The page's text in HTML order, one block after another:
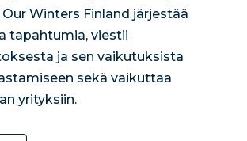
Winters Finland järjestää
tapahtumia, viestii
ja sen vaikutuksista
sekä vaikuttaa
yrityksiin.